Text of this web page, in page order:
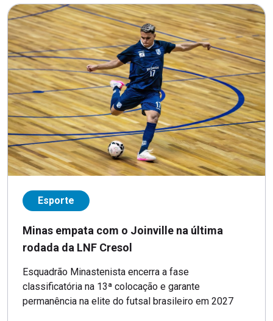
Esporte
Minas empata com o Joinville na última
rodada da LNF Cresol
Esquadrão Minastenista encerra a fase
classificatória na 13ª colocação e garante
permanência na elite do futsal brasileiro em 2027